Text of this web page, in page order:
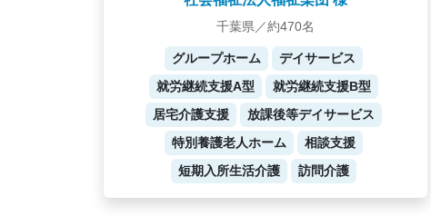
千葉県／約470名
グループホーム
デイサービス
就労継続支援A型
就労継続支援B型
居宅介護支援
放課後等デイサービス
特別養護老人ホーム
相談支援
短期入所生活介護
訪問介護